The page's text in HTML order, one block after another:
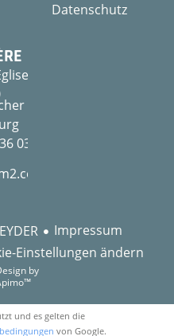
03
Datenschutz
Impressum
Einstellungen ändern
by
und es gelten die
von Google.